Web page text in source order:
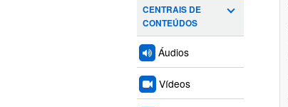
CENTRAIS DE
CONTEÚDOS
Áudios
Vídeos